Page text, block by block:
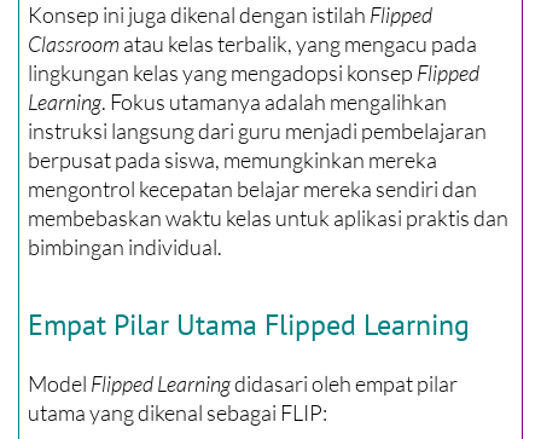
Konsep ini juga dikenal dengan istilah Flipped
Classroom atau kelas terbalik, yang mengacu pada
lingkungan kelas yang mengadopsi konsep Flipped
Learning. Fokus utamanya adalah mengalihkan
instruksi langsung dari guru menjadi pembelajaran
berpusat pada siswa, memungkinkan mereka
mengontrol kecepatan belajar mereka sendiri dan
membebaskan waktu kelas untuk aplikasi praktis dan
bimbingan individual.
Empat Pilar Utama Flipped Learning
Model Flipped Learningdidasari oleh empat pilar
utama yang dikenal sebagai FLIP: